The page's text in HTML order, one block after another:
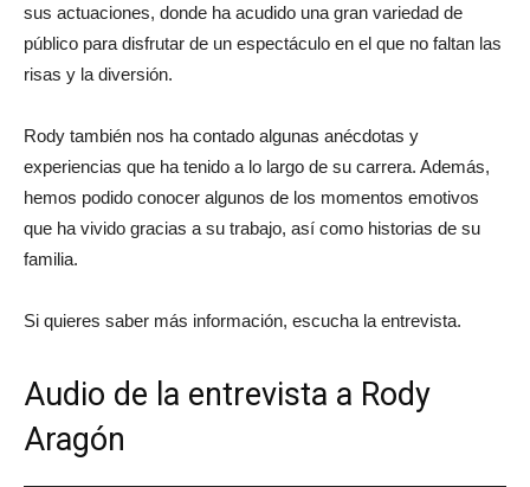
sus actuaciones, donde ha acudido una gran variedad de
público para disfrutar de un espectáculo en el que no faltan las
risas y la diversión.
Rody también nos ha contado algunas anécdotas y
experiencias que ha tenido a lo largo de su carrera. Además,
hemos podido conocer algunos de los momentos emotivos
que ha vivido gracias a su trabajo, así como historias de su
familia.
Si quieres saber más información, escucha la entrevista.
Audio de la entrevista a Rody
Aragón